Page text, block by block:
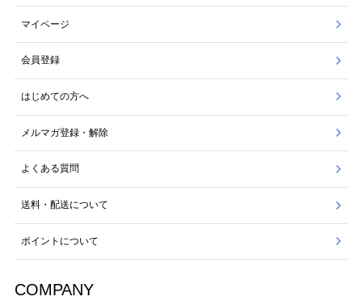
マイページ
会員登録
はじめての方へ
メルマガ登録・解除
よくある質問
送料・配送について
ポイントについて
COMPANY